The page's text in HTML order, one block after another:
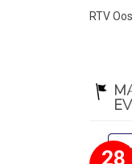
RTV
28